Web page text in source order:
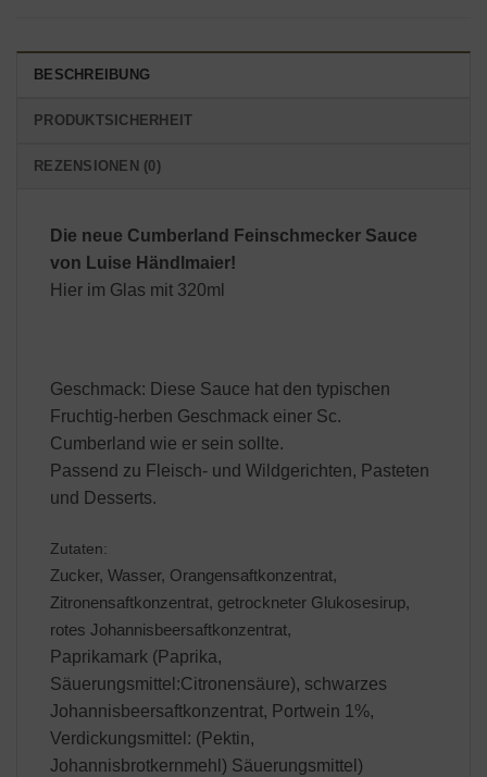
BESCHREIBUNG
PRODUKTSICHERHEIT
REZENSIONEN (0)
Die neue Cumberland Feinschmecker Sauce
von Luise Händlmaier!
Hier im Glas mit 320ml
Geschmack: Diese Sauce hat den typischen
Fruchtig-herben Geschmack einer Sc.
Cumberland wie er sein sollte.
Passend zu Fleisch- und Wildgerichten, Pasteten
und Desserts.
Zutaten:
Zucker, Wasser, Orangensaftkonzentrat,
Zitronensaftkonzentrat, getrockneter Glukosesirup,
rotes Johannisbeersaftkonzentrat,
Paprikamark (Paprika,
Säuerungsmittel:Citronensäure), schwarzes
Johannisbeersaftkonzentrat, Portwein 1%,
Verdickungsmittel: (Pektin,
Johannisbrotkernmehl) Säuerungsmittel)